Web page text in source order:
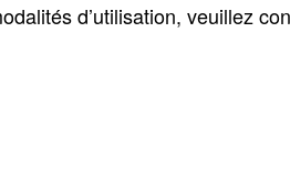
d’utilisation, veuillez